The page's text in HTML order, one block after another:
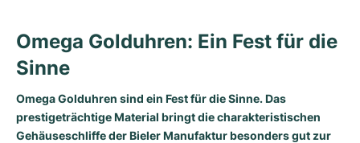
Omega Golduhren: Ein Fest für die
Sinne
Omega Golduhren sind ein Fest für die Sinne. Das
prestigeträchtige Material bringt die charakteristischen
Gehäuseschliffe der Bieler Manufaktur besonders gut zur